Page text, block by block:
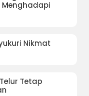
Menghadapi
Nikmat
Telur Tetap